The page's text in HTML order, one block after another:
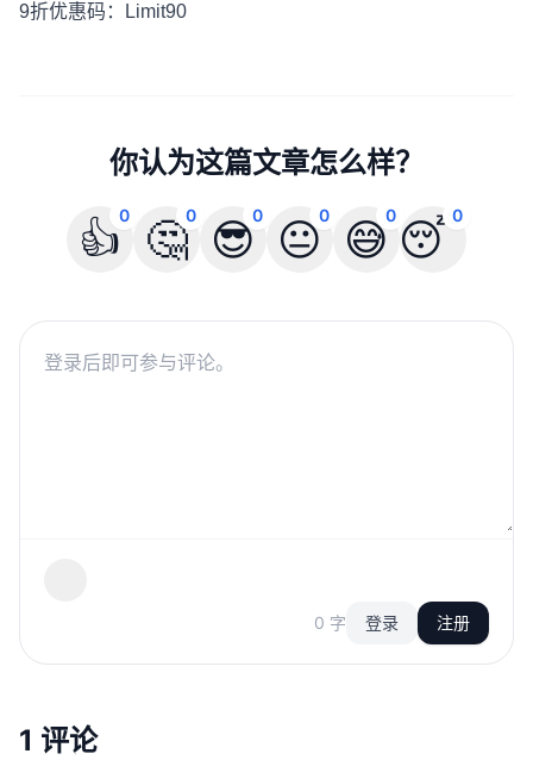
9折优惠码：Limit90
你认为这篇文章怎么样？
👍0 🤔0 😎0 😐0 😅0 😴
0
0 字 登录 注册
1 评论